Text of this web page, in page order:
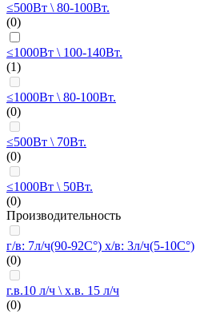
≤500Вт \ 80-100Вт.
(0)
≤1000Вт \ 100-140Вт.
(1)
≤1000Вт \ 80-100Вт.
(0)
≤500Вт \ 70Вт.
(0)
≤1000Вт \ 50Вт.
(0)
Производительность
г/в: 7л/ч(90-92C°) х/в: 3л/ч(5-10C°)
(0)
г.в.10 л/ч \ х.в. 15 л/ч
(0)